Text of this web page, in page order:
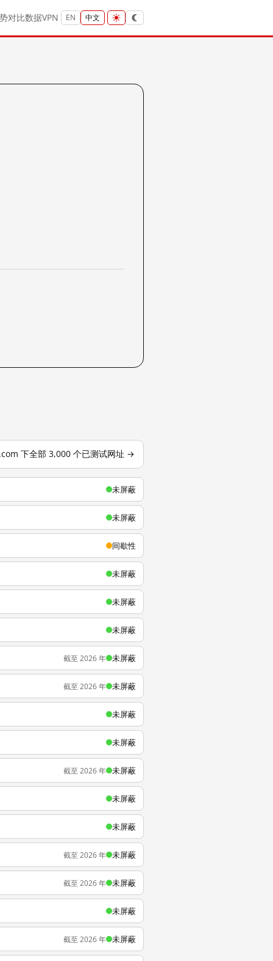
对比数据VPN EN 中文
下全部 3,000 个已测试网址 →
未屏蔽
未屏蔽
间歇性
未屏蔽
未屏蔽
未屏蔽
截至 2026 年 未屏蔽
截至 2026 年 未屏蔽
未屏蔽
未屏蔽
截至 2026 年 未屏蔽
未屏蔽
未屏蔽
截至 2026 年 未屏蔽
截至 2026 年 未屏蔽
未屏蔽
截至 2026 年 未屏蔽